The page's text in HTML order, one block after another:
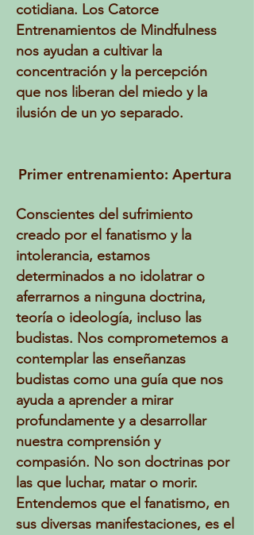
cotidiana. Los Catorce
Entrenamientos de Mindfulness
nos ayudan a cultivar la
concentración y la percepción
que nos liberan del miedo y la
ilusión de un yo separado.
Primer entrenamiento: Apertura
Conscientes del sufrimiento
creado por el fanatismo y la
intolerancia, estamos
determinados a no idolatrar o
aferrarnos a ninguna doctrina,
teoría o ideología, incluso las
budistas. Nos comprometemos a
contemplar las enseñanzas
budistas como una guía que nos
ayuda a aprender a mirar
profundamente y a desarrollar
nuestra comprensión y
compasión. No son doctrinas por
las que luchar, matar o morir.
Entendemos que el fanatismo, en
sus diversas manifestaciones, es el